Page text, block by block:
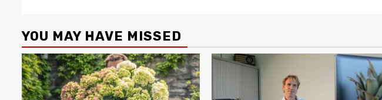
YOU MAY HAVE MISSED